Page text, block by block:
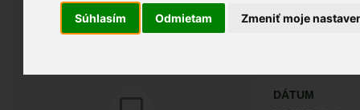
Súhlasím Odmietam Zmeniť moje
Bucephala
DÁTUM